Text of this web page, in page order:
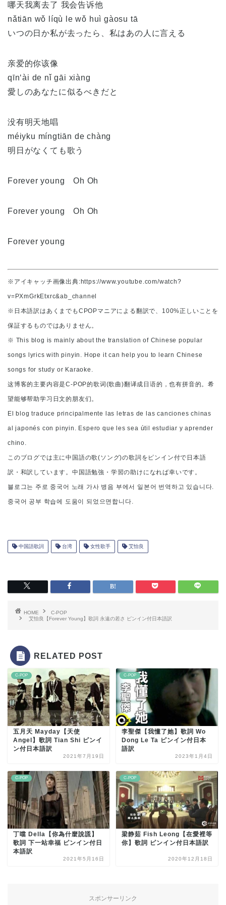
哪天我离去了 我会告诉他
nǎtiān wǒ líqù le wǒ huì gàosu tā
いつの日か私が去ったら、私はあの人に言える
亲爱的你该像
qīn‘ài de nǐ gāi xiàng
愛しのあなたに似るべきだと
没有明天地唱
méiyku míngtiān de chàng
明日がなくても歌う
Forever young Oh Oh
Forever young Oh Oh
Forever young
※アイキャッチ画像出典:https://www.youtube.com/watch?
v=PXmGrkEtxrc&ab_channel
※日本語訳はあくまでもCPOPマニアによる翻訳で、100%正しいことを
保証するものではありません。
※ This blog is mainly about the translation of Chinese popular
songs lyrics with pinyin. Hope it can help you to learn Chinese
songs for study or Karaoke.
这博客的主要内容是C-POP的歌词(歌曲)翻译成日语的，也有拼音的。希
望能够帮助学习日文的朋友们。
El blog traduce principalmente las letras de las canciones chinas
al japonés con pinyin. Espero que les sea útil estudiar y aprender
chino.
このブログでは主に中国語の歌(ソング)の歌詞をピンイン付で日本語
訳・和訳しています。中国語勉強・学習の助けになれば幸いです。
블로그는 주로 중국어 노래 가사 병음 부에서 일본어 번역하고 있습니다.
중국어 공부 학습에 도움이 되었으면합니다.
中国語歌詞 台湾 女性歌手 艾怡良
HOME
C-POP
艾怡良【Forever Young】歌詞 永遠の若さ ピンイン付日本語訳
RELATED POST
C-POP
五月天 Mayday【天使
Angel】歌詞 Tian Shi ピンイ
ン付日本語訳
2021年7月19日
C-POP
李聖傑【我懂了她】歌詞 Wo
Dong Le Ta ピンイン付日本
語訳
2023年1月4日
C-POP
丁噹 Della【你為什麼說謊】
歌詞 下一站幸福 ピンイン付日
本語訳
2021年5月16日
C-POP
梁静茹 Fish Leong【在愛裡等
你】歌詞 ピンイン付日本語訳
2020年12月18日
スポンサーリンク